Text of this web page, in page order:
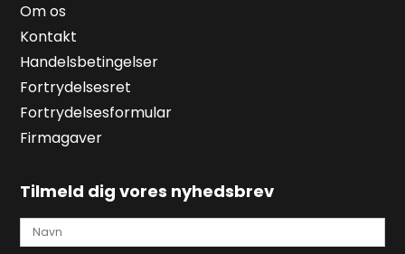
Om os
Kontakt
Handelsbetingelser
Fortrydelsesret
Fortrydelsesformular
Firmagaver
Tilmeld dig vores nyhedsbrev